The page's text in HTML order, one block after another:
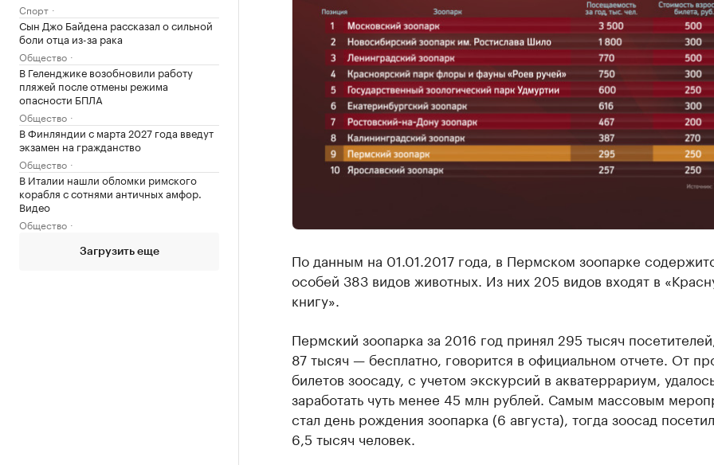
Спорт
Сын Джо Байдена рассказал о сильной
боли отца из-за рака
Общество
В Геленджике возобновили работу
пляжей после отмены режима
опасности БПЛА
Общество
В Финляндии с марта 2027 года введут
экзамен на гражданство
Общество
В Италии нашли обломки римского
корабля с сотнями античных амфор.
Видео
Общество
Загрузить еще
По данным на 01.01.2017 года, в Пермском зоопарке
особей 383 видов животных. Из них 205 видов входят в
книгу».
Пермский зоопарка за 2016 год принял 295 тысяч
87 тысяч — бесплатно, говорится в официальном отчете. От
билетов зоосаду, с учетом экскурсий в акватеррариум,
заработать чуть менее 45 млн рублей. Самым массовым
стал день рождения зоопарка (6 августа), тогда зоосад
6,5 тысяч человек.